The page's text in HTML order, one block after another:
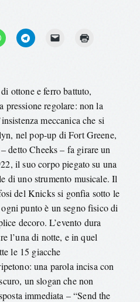
ottone e ferro battuto,
pressione regolare: non la
meccanica che si
nel pop-up di Fort Greene,
detto Cheeks – fa girare un
il suo corpo piegato su una
di uno strumento musicale. Il
del Knicks si gonfia sotto le
punto è un segno fisico di
decoro. L’evento dura
l’una di notte, e in quel
le 15 giacche
una parola incisa con
un slogan che non
immediata – “Send the